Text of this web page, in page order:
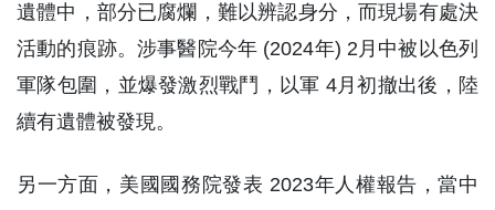
遺體中，部分已腐爛，難以辨認身分，而現場有處決
活動的痕跡。涉事醫院今年 (2024年) 2月中被以色列
軍隊包圍，並爆發激烈戰鬥，以軍 4月初撤出後，陸
續有遺體被發現。
另一方面，美國國務院發表 2023年人權報告，當中